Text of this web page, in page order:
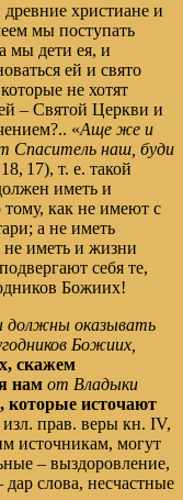
христиане и
мы поступать
мы дети ея, и
ей и свято
не хотят
– Святой Церкви и
«Аще же и
Спаситель наш, буди
17), т. е. такой
иметь и
как не имеют с
а не иметь
иметь и жизни
себя те,
Божиих!
должны оказывать
Божиих,
скажем
нам от Владыки
которые источают
прав. веры кн. IV,
источникам, могут
– выздоровление,
слова, несчастные